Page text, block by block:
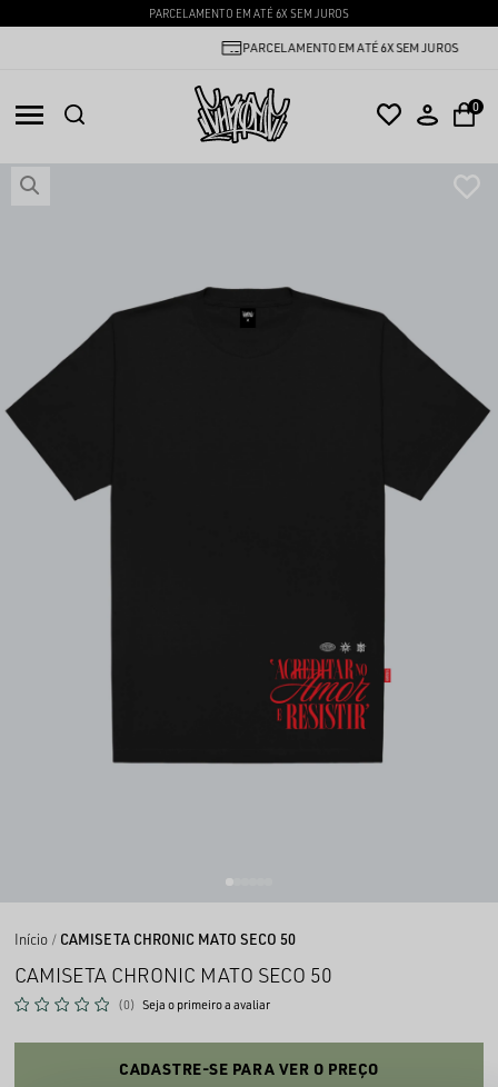
PARCELAMENTO EM ATÉ 6X SEM JUROS
PARCELAMENTO EM ATÉ 6X SEM JUROS
0
Início CAMISETA CHRONIC MATO SECO 50
CAMISETA CHRONIC MATO SECO 50
(0) Seja o primeiro a avaliar
CADASTRE-SE PARA VER O PREÇO